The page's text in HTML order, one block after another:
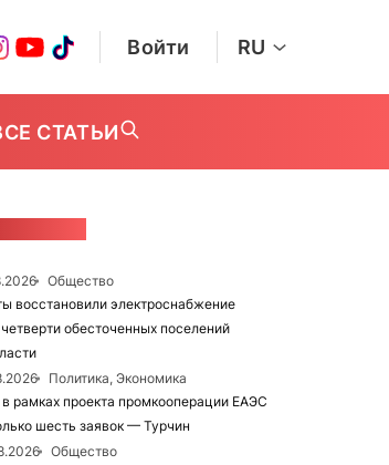
Войти RU
СТАТЬИ
Общество
восстановили электроснабжение
обесточенных поселений
Политика, Экономика
в рамках проекта промкооперации ЕАЭС
шесть заявок — Турчин
Общество